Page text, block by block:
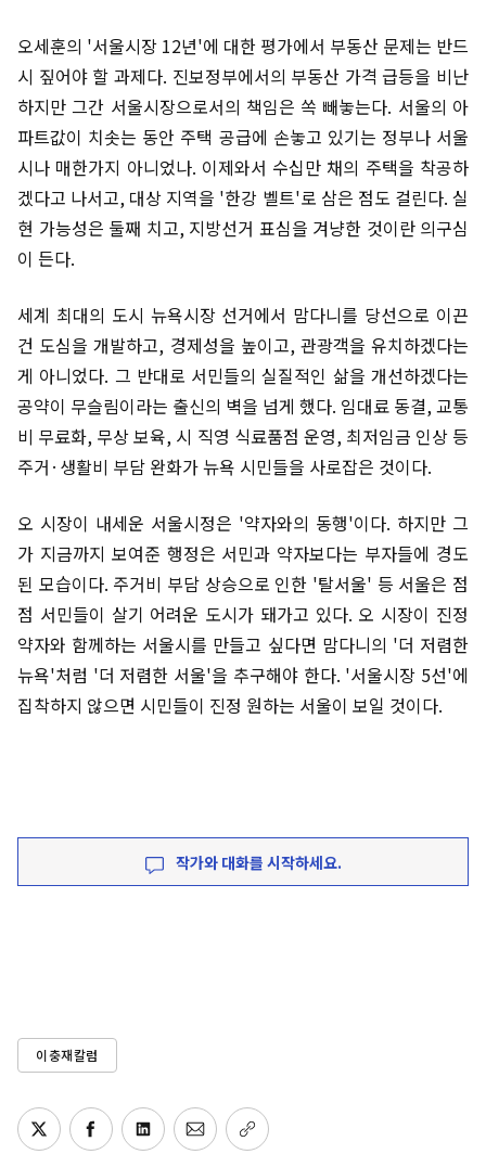
오세훈의 '서울시장 12년'에 대한 평가에서 부동산 문제는 반드
시 짚어야 할 과제다. 진보정부에서의 부동산 가격 급등을 비난
하지만 그간 서울시장으로서의 책임은 쏙 빼놓는다. 서울의 아
파트값이 치솟는 동안 주택 공급에 손놓고 있기는 정부나 서울
시나 매한가지 아니었나. 이제와서 수십만 채의 주택을 착공하
겠다고 나서고, 대상 지역을 '한강 벨트'로 삼은 점도 걸린다. 실
현 가능성은 둘째 치고, 지방선거 표심을 겨냥한 것이란 의구심
이 든다.
세계 최대의 도시 뉴욕시장 선거에서 맘다니를 당선으로 이끈
건 도심을 개발하고, 경제성을 높이고, 관광객을 유치하겠다는
게 아니었다. 그 반대로 서민들의 실질적인 삶을 개선하겠다는
공약이 무슬림이라는 출신의 벽을 넘게 했다. 임대료 동결, 교통
비 무료화, 무상 보육, 시 직영 식료품점 운영, 최저임금 인상 등
주거·생활비 부담 완화가 뉴욕 시민들을 사로잡은 것이다.
오 시장이 내세운 서울시정은 '약자와의 동행'이다. 하지만 그
가 지금까지 보여준 행정은 서민과 약자보다는 부자들에 경도
된 모습이다. 주거비 부담 상승으로 인한 '탈서울' 등 서울은 점
점 서민들이 살기 어려운 도시가 돼가고 있다. 오 시장이 진정
약자와 함께하는 서울시를 만들고 싶다면 맘다니의 '더 저렴한
뉴욕'처럼 '더 저렴한 서울'을 추구해야 한다. '서울시장 5선'에
집착하지 않으면 시민들이 진정 원하는 서울이 보일 것이다.
작가와 대화를 시작하세요.
이충재칼럼